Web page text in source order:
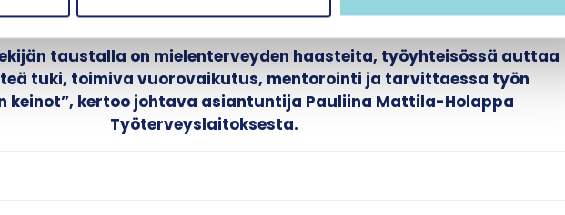
taustalla on mielenterveyden haasteita, työyhteisössä auttaa
tuki, toimiva vuorovaikutus, mentorointi ja tarvittaessa työn
keinot”, kertoo johtava asiantuntija Pauliina Mattila-Holappa
Työterveyslaitoksesta.